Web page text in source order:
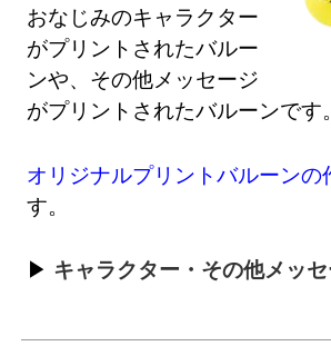
おなじみのキャラクター
がプリントされたバルー
ンや、その他メッセージ
がプリントされたバルーンです。
オリジナルプリントバルーンの
す。
キャラクター・その他メッ